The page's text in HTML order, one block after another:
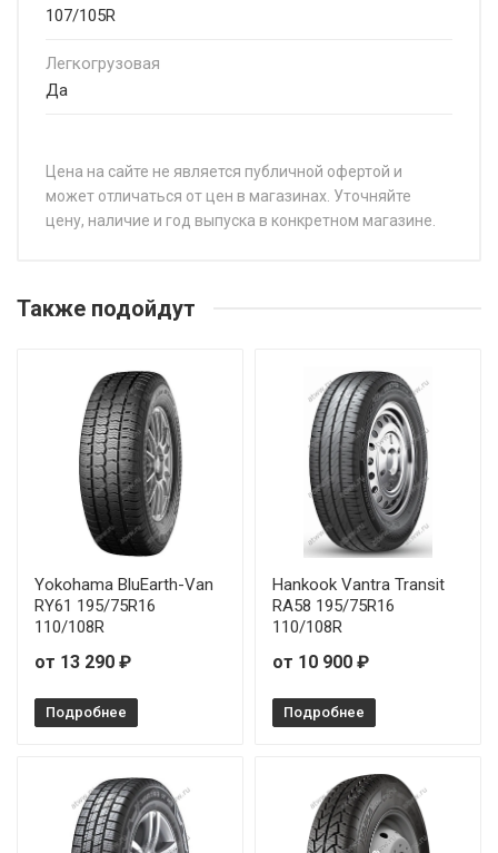
107/105R
Легкогрузовая
Да
Цена на сайте не является публичной офертой и
может отличаться от цен в магазинах. Уточняйте
цену, наличие и год выпуска в конкретном магазине.
Fortune FSR-102 215/70R15 109/107S
Fortune FSR-102 195/FullR14 106/104R
Fortune FSR-102 205/70R15 106/104S
Также подойдут
Yokohama BluEarth-Van
RY61 195/75R16
110/108R
от 13 290 ₽
Подробнее
Hankook Vantra Transit
RA58 195/75R16
110/108R
от 10 900 ₽
Подробнее